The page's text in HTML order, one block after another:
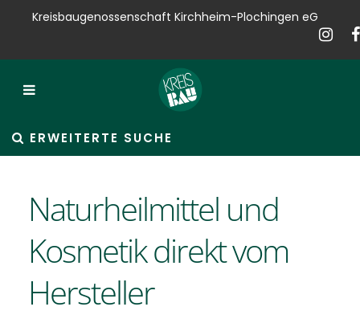
Bauen
Verwalten
Hausservice
Service
Kreisbaugenossenschaft Kirchheim-Plochingen eG
ERWEITERTE SUCHE
Naturheilmittel und
Kosmetik direkt vom
Hersteller